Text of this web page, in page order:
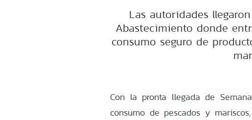
Las autoridades
Abastecimiento donde
consumo seguro de
Con la pronta llegada de
consumo de pescados y